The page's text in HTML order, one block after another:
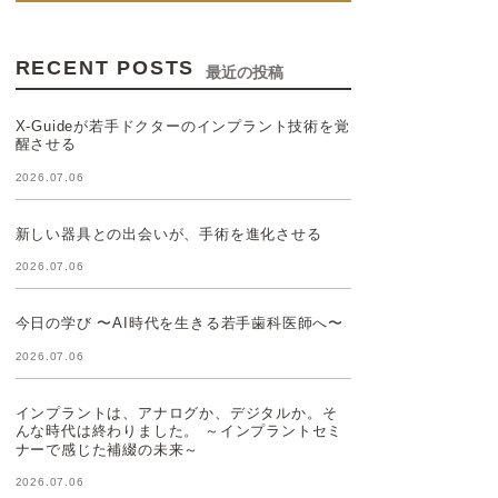
RECENT POSTS 最近の投稿
X-Guideが若手ドクターのインプラント技術を覚
醒させる
2026.07.06
新しい器具との出会いが、手術を進化させる
2026.07.06
今日の学び 〜AI時代を生きる若手歯科医師へ〜
2026.07.06
インプラントは、アナログか、デジタルか。そ
んな時代は終わりました。 ～インプラントセミ
ナーで感じた補綴の未来～
2026.07.06